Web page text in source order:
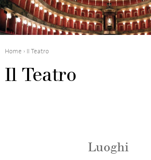
Home › Il Teatro
Il Teatro
Luoghi